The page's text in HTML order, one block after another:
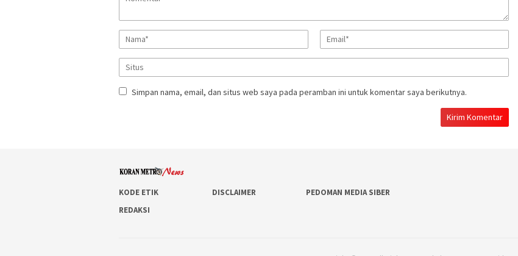
Simpan nama, email, dan situs web saya pada peramban ini untuk komentar saya berikutnya.
KODE ETIK DISCLAIMER
PEDOMAN MEDIA SIBER
REDAKSI